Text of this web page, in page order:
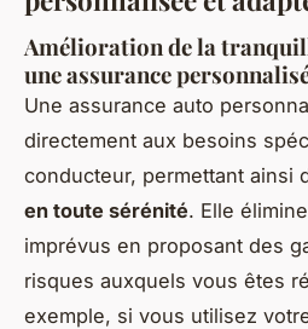
Amélioration de la
une assurance
Une assurance auto
directement aux besoins
conducteur, permettant ainsi
en toute sérénité. Elle
imprévus en proposant des
risques auxquels vous êtes
exemple, si vous utilisez